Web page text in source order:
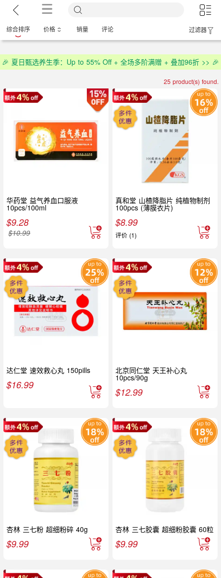
综合排序 价格 销量 评论 过滤器
🎉 夏日甄选养生季：Up to 55% Off + 全场多阶满赠 + 叠加96折 >> 🎉
25 product(s) found.
华药堂 益气养血口服液
10pcs/100ml
$9.28
$10.99
真和堂 山楂降脂片 纯植物制剂
100pcs (薄膜衣片)
$8.99
评价 (1)
达仁堂 速效救心丸 150pills
$16.99
北京同仁堂 天王补心丸
10pcs/90g
$12.99
杏林 三七粉 超细粉碎 40g
$9.99
杏林 三七胶囊 超细粉胶囊 60粒
$9.99